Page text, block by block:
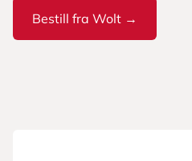
Bestill fra Wolt →